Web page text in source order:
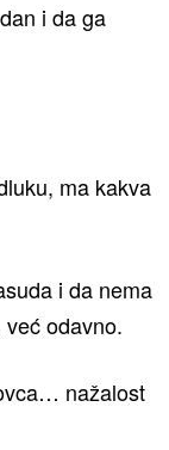
i da ga
ma kakva
i da nema
odavno.
nažalost